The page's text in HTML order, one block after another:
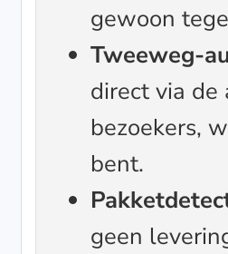
gewoon
Tweeweg-
direct via de
bezoekers,
bent.
geen